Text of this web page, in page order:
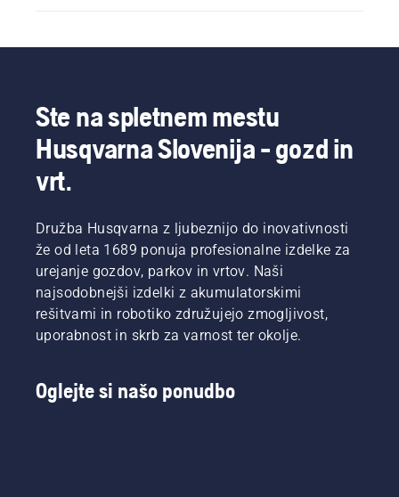
Ste na spletnem mestu
Husqvarna Slovenija - gozd in
vrt.
Družba Husqvarna z ljubeznijo do inovativnosti
že od leta 1689 ponuja profesionalne izdelke za
urejanje gozdov, parkov in vrtov. Naši
najsodobnejši izdelki z akumulatorskimi
rešitvami in robotiko združujejo zmogljivost,
uporabnost in skrb za varnost ter okolje.
Oglejte si našo ponudbo